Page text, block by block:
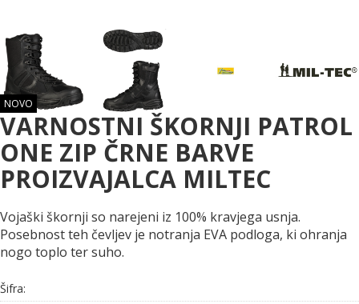
NOVO
VARNOSTNI ŠKORNJI PATROL
ONE ZIP ČRNE BARVE
PROIZVAJALCA MILTEC
Vojaški škornji so narejeni iz 100% kravjega usnja.
Posebnost teh čevljev je notranja EVA podloga, ki ohranja
nogo toplo ter suho.
Šifra: